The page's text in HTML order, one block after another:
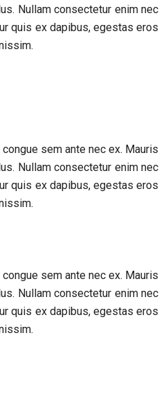
Nullam consectetur enim nec
quis ex dapibus, egestas eros
sem ante nec ex. Mauris
Nullam consectetur enim nec
quis ex dapibus, egestas eros
sem ante nec ex. Mauris
Nullam consectetur enim nec
quis ex dapibus, egestas eros